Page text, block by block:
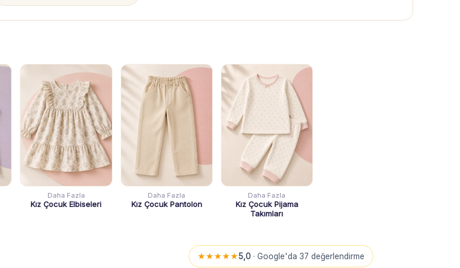
Daha Fazla
Kız Çocuk Elbiseleri
Daha Fazla
Kız Çocuk Pantolon
Daha Fazla
Kız Çocuk Pijama
Takımları
★★★★★5,0 · Google'da 37 değerlendirme